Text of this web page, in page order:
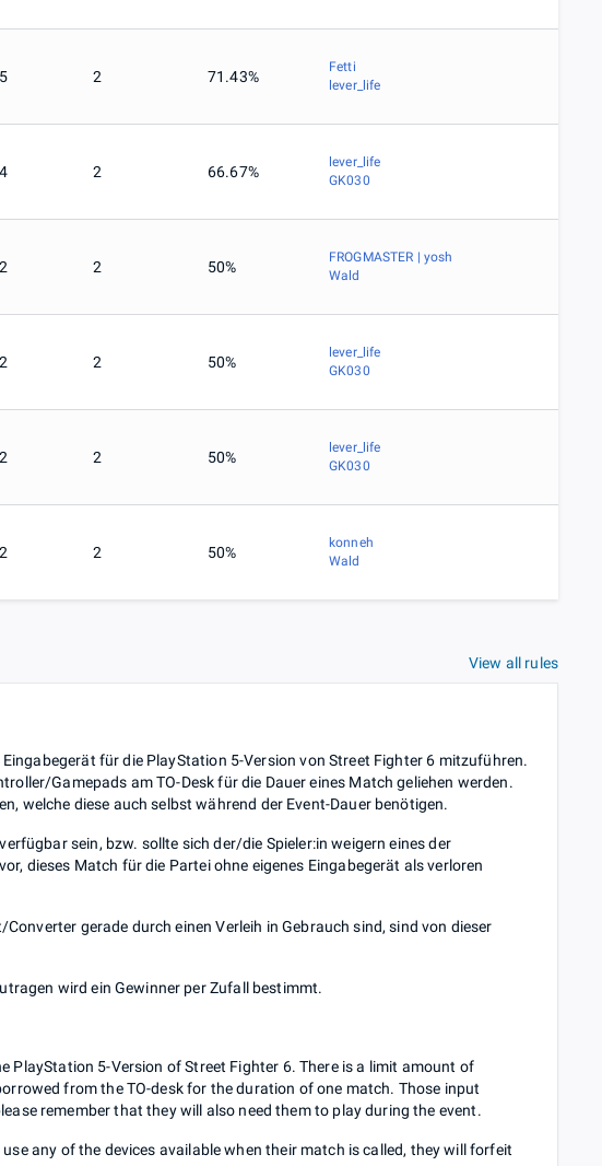
5 2 71.43%
Fetti
lever_life
4 2 66.67%
lever_life
GK030
2 2 50%
FROGMASTER | yosh
Wald
2 2 50%
lever_life
GK030
2 2 50%
lever_life
GK030
2 2 50%
konneh
Wald
View all rules
für die PlayStation 5-Version von Street Fighter 6 mitzuführen.
Gamepads am TO-Desk für die Dauer eines Match geliehen werden.
welche diese auch selbst während der Event-Dauer benötigen.
sein, bzw. sollte sich der/die Spieler:in weigern eines der
dieses Match für die Partei ohne eigenes Eingabegerät als verloren
gerade durch einen Verleih in Gebrauch sind, sind von dieser
wird ein Gewinner per Zufall bestimmt.
PlayStation 5-Version of Street Fighter 6. There is a limit amount of
from the TO-desk for the duration of one match. Those input
remember that they will also need them to play during the event.
any of the devices available when their match is called, they will forfeit